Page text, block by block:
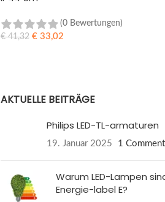
(0 Bewertungen)
€41,32 €33,02
AKTUELLE BEITRÄGE
Philips LED-TL-armaturen
19. Januar 2025 1 Comment
Warum LED-Lampen
Energie-label E?